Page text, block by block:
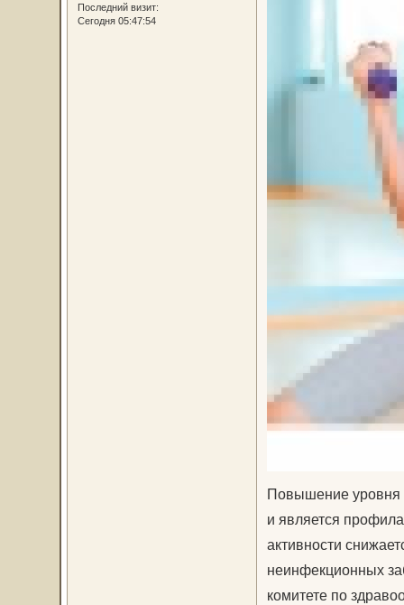
Последний визит:
Сегодня 05:47:54
Повышение уровня
и является
активности
неинфекционных
комитете по